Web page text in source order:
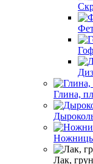
Глина,
Лак,